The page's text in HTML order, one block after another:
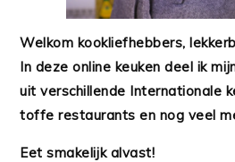
Welkom kookliefhebbers,
In deze online keuken deel ik
uit verschillende Internationale
toffe restaurants en nog veel
Eet smakelijk alvast!